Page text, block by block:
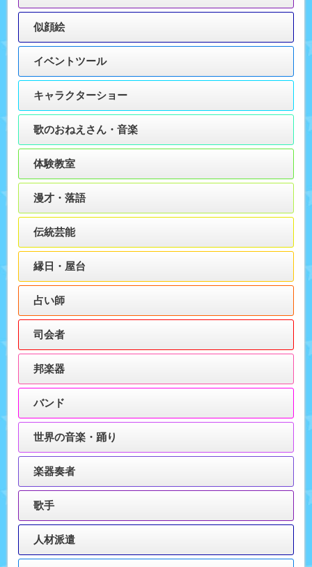
似顔絵
イベントツール
キャラクターショー
歌のおねえさん・音楽
体験教室
漫才・落語
伝統芸能
縁日・屋台
占い師
司会者
邦楽器
バンド
世界の音楽・踊り
楽器奏者
歌手
人材派遣